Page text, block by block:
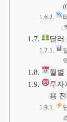
달러
월별
투자
용